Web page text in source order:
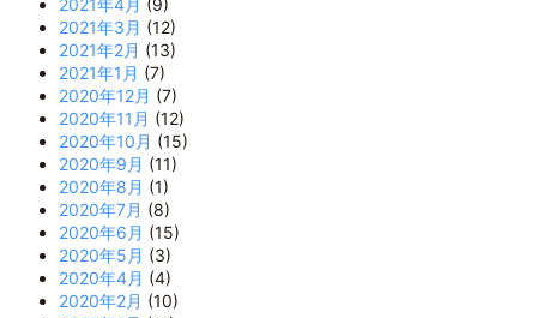
2021年4月 (9)
2021年3月 (12)
2021年2月 (13)
2021年1月 (7)
2020年12月 (7)
2020年11月 (12)
2020年10月 (15)
2020年9月 (11)
2020年8月 (1)
2020年7月 (8)
2020年6月 (15)
2020年5月 (3)
2020年4月 (4)
2020年2月 (10)